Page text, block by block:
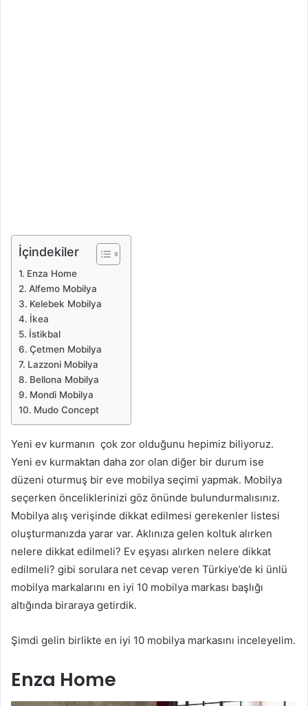
İçindekiler
Enza Home
Alfemo Mobilya
Kelebek Mobilya
İkea
İstikbal
Çetmen Mobilya
Lazzoni Mobilya
Bellona Mobilya
Mondi Mobilya
Mudo Concept
Yeni ev kurmanın çok zor olduğunu hepimiz biliyoruz.
Yeni ev kurmaktan daha zor olan diğer bir durum ise
düzeni oturmuş bir eve mobilya seçimi yapmak. Mobilya
seçerken önceliklerinizi göz önünde bulundurmalısınız.
Mobilya alış verişinde dikkat edilmesi gerekenler listesi
oluşturmanızda yarar var. Aklınıza gelen koltuk alırken
nelere dikkat edilmeli? Ev eşyası alırken nelere dikkat
edilmeli? gibi sorulara net cevap veren Türkiye’de ki ünlü
mobilya markalarını en iyi 10 mobilya markası başlığı
altığında biraraya getirdik.
Şimdi gelin birlikte en iyi 10 mobilya markasını inceleyelim.
Enza Home